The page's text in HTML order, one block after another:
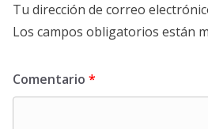
Tu dirección de correo
Los campos obligatorios están
Comentario *